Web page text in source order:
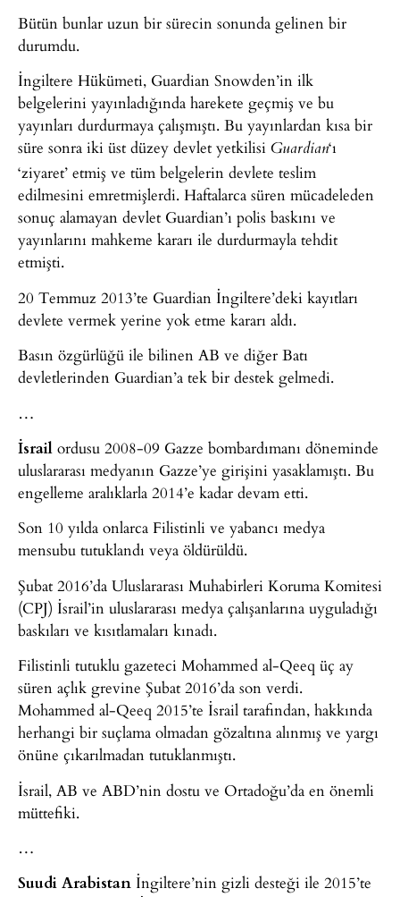
Bütün bunlar uzun bir sürecin sonunda gelinen bir
durumdu.
İngiltere Hükümeti, Guardian Snowden’in ilk
belgelerini yayınladığında harekete geçmiş ve bu
yayınları durdurmaya çalışmıştı. Bu yayınlardan kısa bir
süre sonra iki üst düzey devlet yetkilisi Guardian‘ı
‘ziyaret’ etmiş ve tüm belgelerin devlete teslim
edilmesini emretmişlerdi. Haftalarca süren mücadeleden
sonuç alamayan devlet Guardian’ı polis baskını ve
yayınlarını mahkeme kararı ile durdurmayla tehdit
etmişti.
20 Temmuz 2013’te Guardian İngiltere’deki kayıtları
devlete vermek yerine yok etme kararı aldı.
Basın özgürlüğü ile bilinen AB ve diğer Batı
devletlerinden Guardian’a tek bir destek gelmedi.
…
İsrail ordusu 2008-09 Gazze bombardımanı döneminde
uluslararası medyanın Gazze’ye girişini yasaklamıştı. Bu
engelleme aralıklarla 2014’e kadar devam etti.
Son 10 yılda onlarca Filistinli ve yabancı medya
mensubu tutuklandı veya öldürüldü.
Şubat 2016’da Uluslararası Muhabirleri Koruma Komitesi
(CPJ) İsrail’in uluslararası medya çalışanlarına uyguladığı
baskıları ve kısıtlamaları kınadı.
Filistinli tutuklu gazeteci Mohammed al-Qeeq üç ay
süren açlık grevine Şubat 2016’da son verdi.
Mohammed al-Qeeq 2015’te İsrail tarafından, hakkında
herhangi bir suçlama olmadan gözaltına alınmış ve yargı
önüne çıkarılmadan tutuklanmıştı.
İsrail, AB ve ABD’nin dostu ve Ortadoğu’da en önemli
müttefiki.
…
Suudi Arabistan İngiltere’nin gizli desteği ile 2015’te